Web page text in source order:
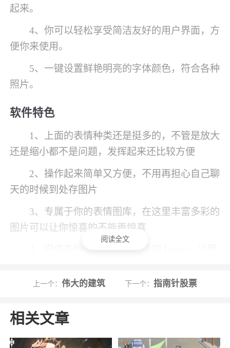
起来。
4、你可以轻松享受简洁友好的用户界面，方
便你来使用。
5、一键设置鲜艳明亮的字体颜色，符合各种
照片。
软件特色
1、上面的表情种类还是挺多的，不管是放大
还是缩小都不是问题，发挥起来还比较方便
2、操作起来简单又方便，不用再担心自己聊
天的时候到处存图片
3、专属于你的表情图库，在这里丰富多彩的
图片可以让你惊喜的不能再惊喜
1、这款软件能够将你的照片加上贴纸，让你
阅读全文
上一个： 伟大的建筑 下一个：指南针股票
相关文章